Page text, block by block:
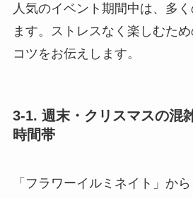
人気のイベント期間中は、多
ます。ストレスなく楽しむた
コツをお伝えします。
3-1. 週末・クリスマスの混
時間帯
「フラワーイルミネイト」か